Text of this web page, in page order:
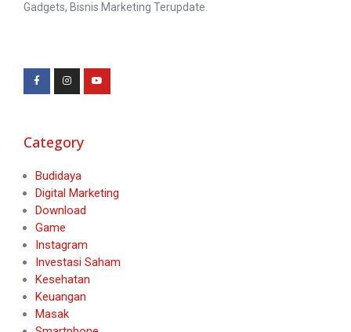
Gadgets, Bisnis Marketing Terupdate.
Category
Budidaya
Digital Marketing
Download
Game
Instagram
Investasi Saham
Kesehatan
Keuangan
Masak